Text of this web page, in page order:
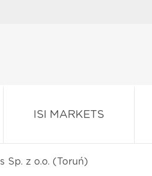
ISI MARKETS
Sp. z o.o. (Toruń)